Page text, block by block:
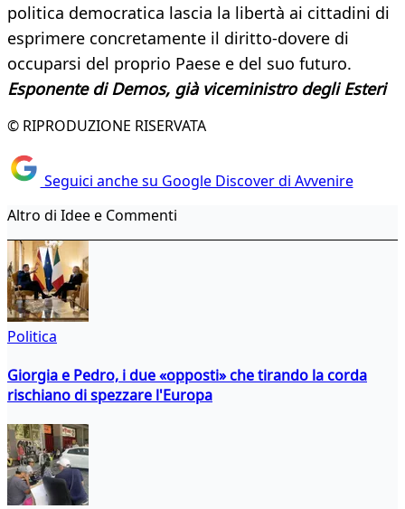
politica democratica lascia la libertà ai cittadini di
esprimere concretamente il diritto-dovere di
occuparsi del proprio Paese e del suo futuro.
Esponente di Demos, già viceministro degli Esteri
© RIPRODUZIONE RISERVATA
Seguici anche su Google Discover di Avvenire
Altro di Idee e Commenti
Politica
Giorgia e Pedro, i due «opposti» che tirando la corda
rischiano di spezzare l'Europa